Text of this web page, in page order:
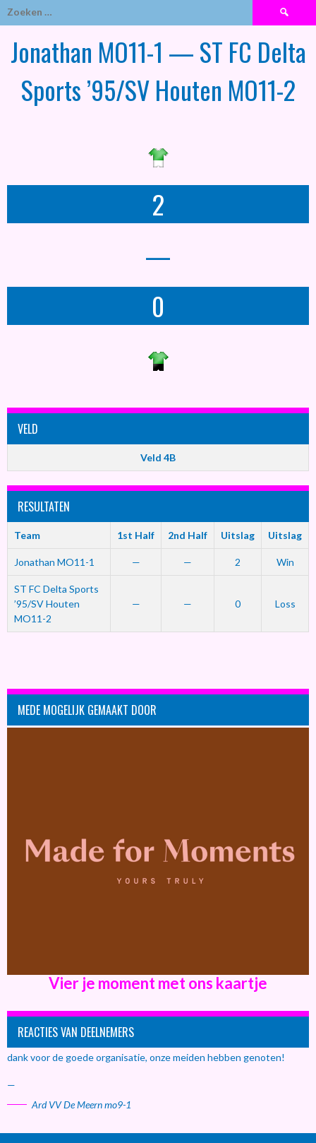
Zoeken
naar:
Jonathan MO11-1 — ST FC Delta
Sports ’95/SV Houten MO11-2
2
—
0
VELD
Veld 4B
RESULTATEN
Team 1st Half 2nd Half Uitslag Uitslag
Jonathan MO11-1 — — 2 Win
ST FC Delta Sports
’95/SV Houten
MO11-2
— — 0 Loss
MEDE MOGELIJK GEMAAKT DOOR
Vier je moment met ons kaartje
REACTIES VAN DEELNEMERS
dank voor de goede organisatie, onze meiden hebben genoten!
—
Ard VV De Meern mo9-1